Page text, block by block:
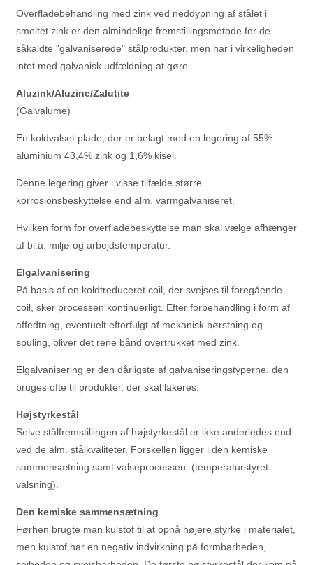
Overfladebehandling med zink ved neddypning af stålet i
smeltet zink er den almindelige fremstillingsmetode for de
såkaldte "galvaniserede" stålprodukter, men har i virkeligheden
intet med galvanisk udfældning at gøre.
Aluzink/Aluzinc/Zalutite
(Galvalume)
En koldvalset plade, der er belagt med en legering af 55%
aluminium 43,4% zink og 1,6% kisel.
Denne legering giver i visse tilfælde større
korrosionsbeskyttelse end alm. varmgalvaniseret.
Hvilken form for overfladebeskyttelse man skal vælge afhænger
af bl.a. miljø og arbejdstemperatur.
Elgalvanisering
På basis af en koldtreduceret coil, der svejses til foregående
coil, sker processen kontinuerligt. Efter forbehandling i form af
affedtning, eventuelt efterfulgt af mekanisk børstning og
spuling, bliver det rene bånd overtrukket med zink.
Elgalvanisering er den dårligste af galvaniseringstyperne. den
bruges ofte til produkter, der skal lakeres.
Højstyrkestål
Selve stålfremstillingen af højstyrkestål er ikke anderledes end
ved de alm. stålkvaliteter. Forskellen ligger i den kemiske
sammensætning samt valseprocessen. (temperaturstyret
valsning).
Den kemiske sammensætning
Førhen brugte man kulstof til at opnå højere styrke i materialet,
men kulstof har en negativ indvirkning på formbarheden,